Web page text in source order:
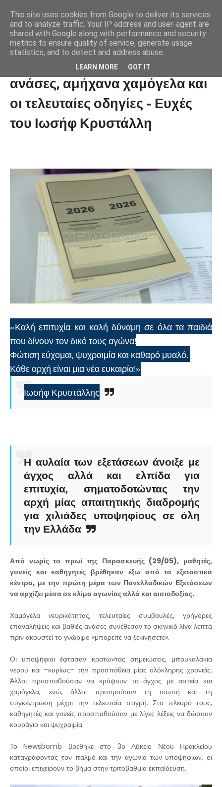
Πανελλήνιες: Καρδιοχτύπια,
ανάσες, αμήχανα χαμόγελα και
οι τελευταίες οδηγίες - Ευχές
του Ιωσήφ Κρυστάλλη
«Καλή επιτυχία και καλή δύναμη σε όλα τα παιδιά
που δίνουν τον δικό τους αγώνα!
Φώτιση εύχομαι, ψυχραιμία και καθαρό μυαλό.
Κάθε αρχή είναι μια νέα ευκαιρία!»
Ιωσήφ Κρυστάλλης
Η αυλαία των εξετάσεων άνοιξε με
άγχος αλλά και ελπίδα για
επιτυχία, σηματοδοτώντας την
αρχή μίας απαιτητικής διαδρομής
για χιλιάδες υποψηφίους σε όλη
την Ελλάδα
Από νωρίς το πρωί της Παρασκευής (29/05), μαθητές,
γονείς και καθηγητές βρέθηκαν έξω από τα εξεταστικά
κέντρα, με την πρώτη μέρα των Πανελλαδικών Εξετάσεων
να αρχίζει μέσα σε κλίμα αγωνίας αλλά και αισιοδοξίας.
Χαμόγελα νευρικότητας, τελευταίες συμβουλές, γρήγορες
επαναλήψεις και βαθιές ανάσες συνέθεσαν το σκηνικό λίγα λεπτά
πριν ακουστεί το γνώριμο «μπορείτε να ξεκινήσετε».
Οι υποψήφιοι έφτασαν κρατώντας σημειώσεις, μπουκαλάκια
νερού και –κυρίως– την προσπάθεια μίας ολόκληρης χρονιάς.
Άλλοι προσπαθούσαν να κρύψουν το άγχος με αστεία και
χαμόγελα, ενώ, άλλοι προτιμούσαν τη σιωπή και τη
συγκέντρωση μέχρι την τελευταία στιγμή. Στο πλευρό τους,
καθηγητές και γονείς προσπαθούσαν με λίγες λέξεις να δώσουν
κουράγιο και ψυχραιμία.
Το Newsbomb βρέθηκε στο 3ο Λύκειο Νέου Ηρακλείου
καταγράφοντας τον παλμό και την αγωνία των υποψηφίων, οι
οποίοι επιχειρούν το βήμα στην τριτοβάθμια εκπαίδευση.
This site uses cookies from Google to deliver its services
and to analyze traffic. Your IP address and user-agent are
shared with Google along with performance and security
metrics to ensure quality of service, generate usage
statistics, and to detect and address abuse.
LEARN MORE GOT IT